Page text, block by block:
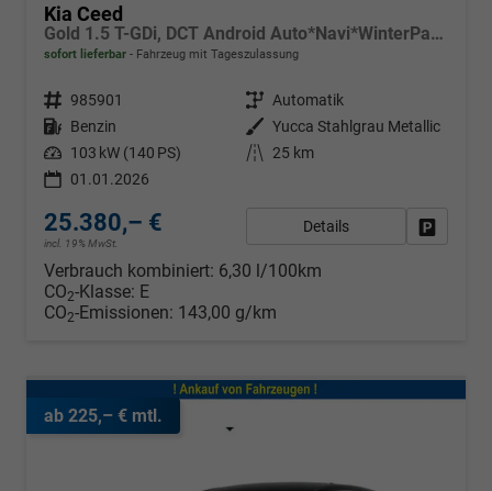
Kia Ceed
Gold 1.5 T-GDi, DCT Android Auto*Navi*WinterPak*Klimaauto*16"*Kamera*PrivacyGlas*
sofort lieferbar Fahrzeug mit Tageszulassung
Fahrzeugnr. 985901 Getriebe Automatik
Kraftstoff Benzin Außenfarbe Yucca Stahlgrau Metallic
Leistung 103 kW (140 PS) Kilometerstand
25 km
01.01.2026
25.380,– €
incl. 19% MwSt.
Details
Verbrauch kombiniert: 6,30 l/100km
CO2-Klasse: E
CO2-Emissionen: 143,00 g/km
ab 225,– € mtl.